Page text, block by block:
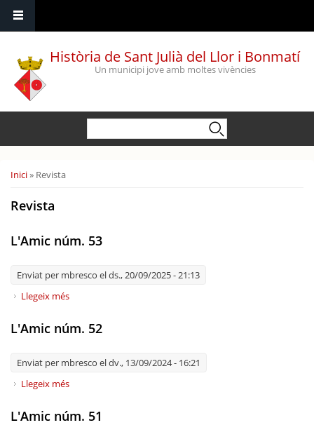
Història de Sant Julià del Llor i Bonmatí
Un municipi jove amb moltes vivències
Esteu aquí
Inici» Revista
Revista
L'Amic núm. 53
Enviat per mbresco el ds., 20/09/2025 - 21:13
Llegeix més
L'Amic núm. 52
Enviat per mbresco el dv., 13/09/2024 - 16:21
Llegeix més
L'Amic núm. 51